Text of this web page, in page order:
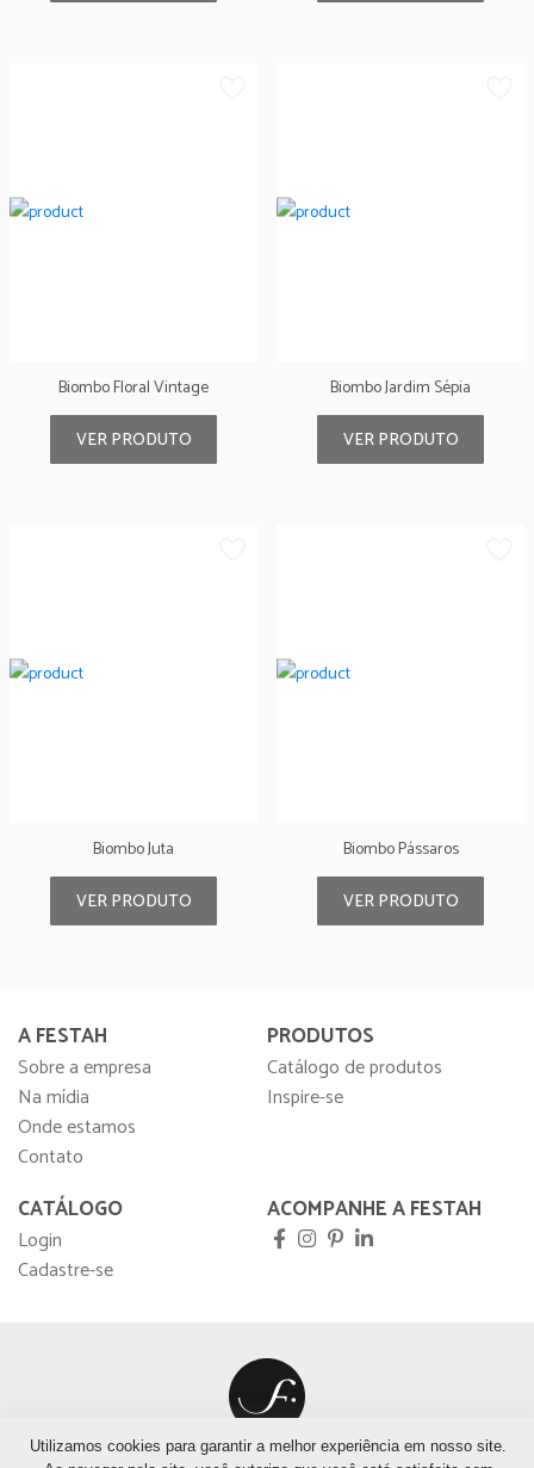
Biombo Floral Vintage
VER PRODUTO
Biombo Jardim Sépia
VER PRODUTO
Biombo Juta
VER PRODUTO
Biombo Pássaros
VER PRODUTO
Utilizamos cookies para garantir a melhor experiência em nosso site.
A FESTAH
Sobre a empresa
Na mídia
Onde estamos
Contato
PRODUTOS
Catálogo de produtos
Inspire-se
CATÁLOGO
Login
Cadastre-se
ACOMPANHE A FESTAH